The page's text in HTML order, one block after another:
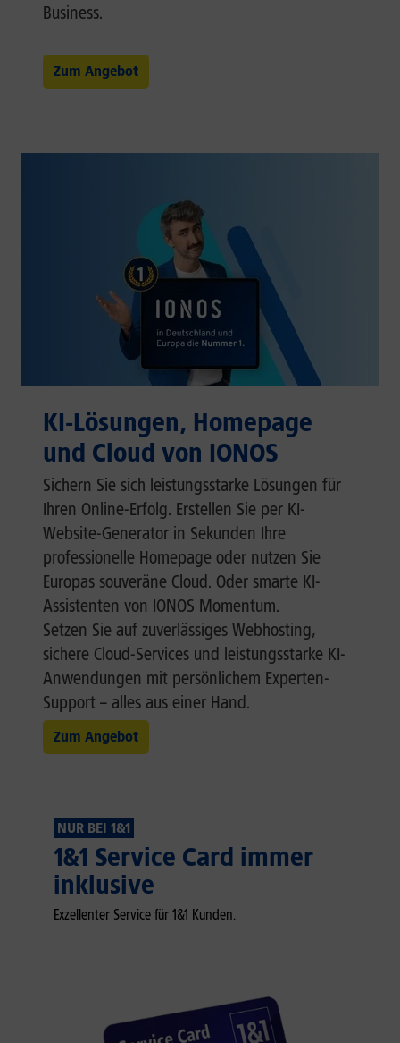
Business.
Zum Angebot
KI-Lösungen, Homepage
und Cloud von IONOS
Sichern Sie sich leistungsstarke Lösungen für
Ihren Online-Erfolg. Erstellen Sie per KI-
Website-Generator in Sekunden Ihre
professionelle Homepage oder nutzen Sie
Europas souveräne Cloud. Oder smarte KI-
Assistenten von IONOS Momentum.
Setzen Sie auf zuverlässiges Webhosting,
sichere Cloud-Services und leistungsstarke KI-
Anwendungen mit persönlichem Experten-
Support – alles aus einer Hand.
Zum Angebot
NUR BEI 1&1
1&1 Service Card immer
inklusive
Exzellenter Service für 1&1 Kunden.